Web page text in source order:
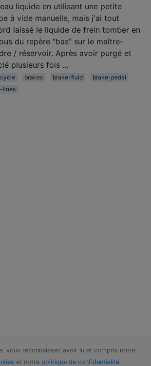
liquide en utilisant une petite
à vide manuelle, mais j'ai tout
laissé le liquide de frein tomber en
du repère "bas" sur le maître-
/ réservoir. Après avoir purgé et
plusieurs fois …
brakes brake-fluid
brake-pedal
lines
vous reconnaissez avoir lu et compris notre
et notre politique de confidentialité.